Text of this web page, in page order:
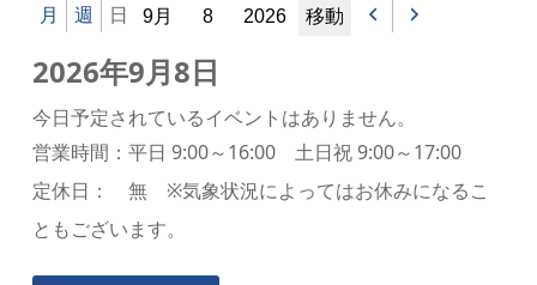
月 週 日 月 日 年
へ
次
2026年9月8日
今日予定されているイベントはありません。
営業時間：平日 9:00～16:00 土日祝 9:00～17:00
定休日： 無 ※気象状況によってはお休みになるこ
ともございます。